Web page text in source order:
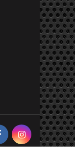
FacebookInstagram